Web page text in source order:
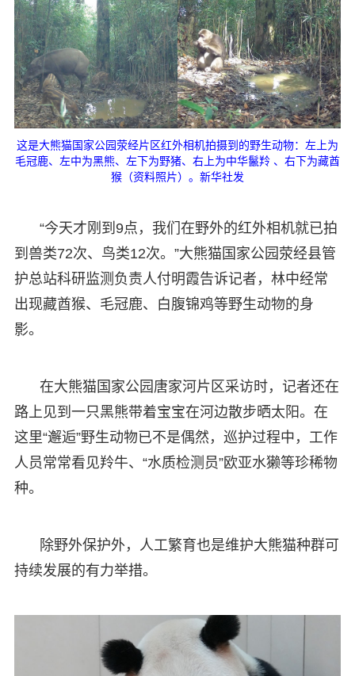
这是大熊猫国家公园荥经片区红外相机拍摄到的野生动物：左上为
毛冠鹿、左中为黑熊、左下为野猪、右上为中华鬣羚 、右下为藏酋
猴（资料照片）。新华社发
“今天才刚到9点，我们在野外的红外相机就已拍
到兽类72次、鸟类12次。”大熊猫国家公园荥经县管
护总站科研监测负责人付明霞告诉记者，林中经常
出现藏酋猴、毛冠鹿、白腹锦鸡等野生动物的身
影。
在大熊猫国家公园唐家河片区采访时，记者还在
路上见到一只黑熊带着宝宝在河边散步晒太阳。在
这里“邂逅”野生动物已不是偶然，巡护过程中，工作
人员常常看见羚牛、“水质检测员”欧亚水獭等珍稀物
种。
除野外保护外，人工繁育也是维护大熊猫种群可
持续发展的有力举措。